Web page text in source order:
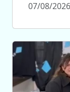
07/08/